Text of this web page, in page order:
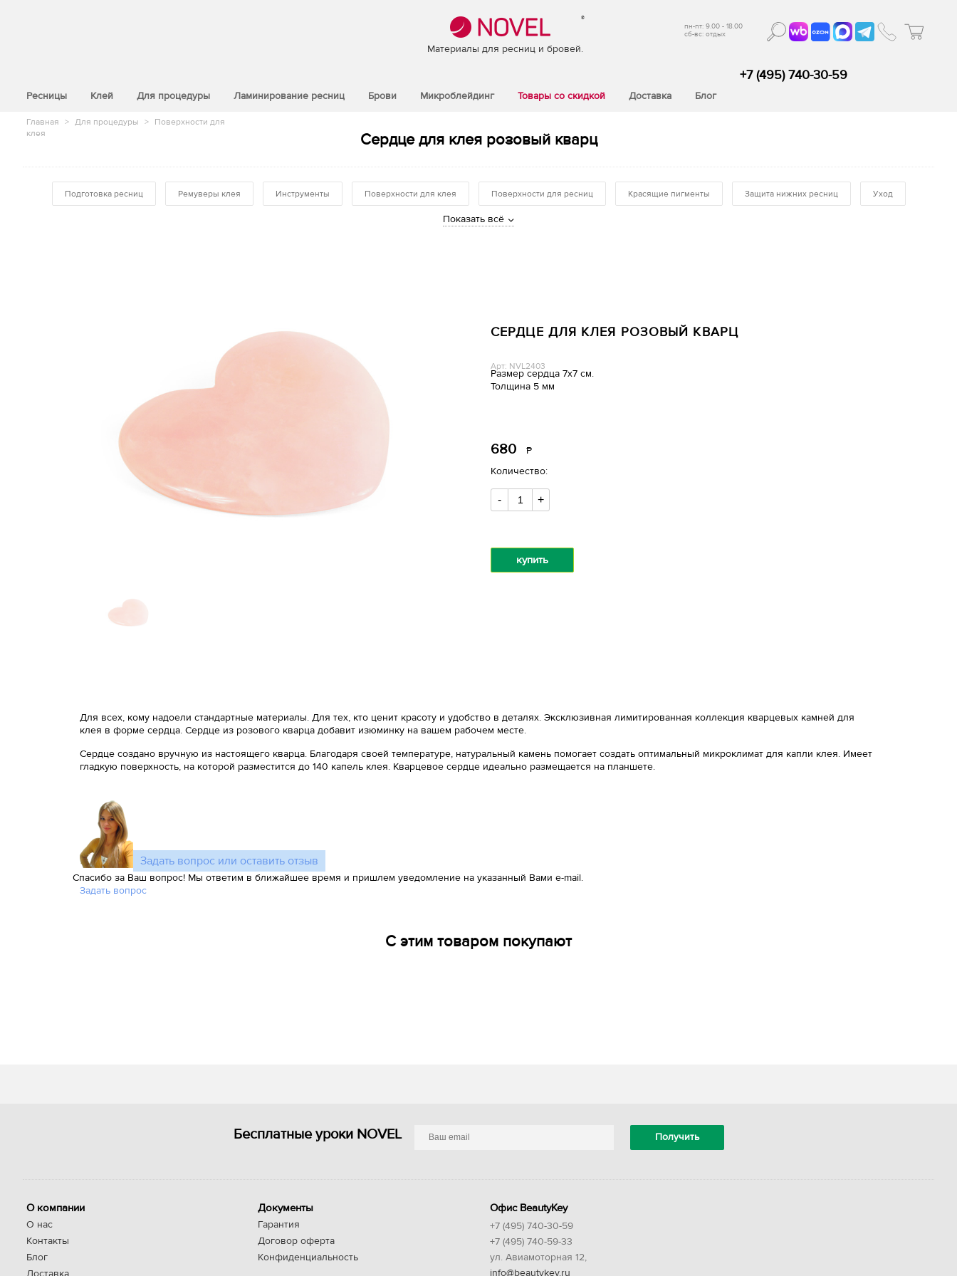
®
Материалы для ресниц и бровей.
пн-пт: 9.00 - 18.00
сб-вс: отдых
Ресницы Клей Для процедуры Ламинирование ресниц Брови Микроблейдинг Товары со скидкой Доставка Блог
+7 (495) 740-30-59
Главная > Для процедуры > Поверхности для
клея
Сердце для клея розовый кварц
Подготовка ресниц Ремуверы клея Инструменты Поверхности для клея Поверхности для ресниц Красящие пигменты Защита нижних ресниц Уход
Кисти
Показать всё
СЕРДЦЕ ДЛЯ КЛЕЯ РОЗОВЫЙ КВАРЦ
Арт: NVL2403
Размер сердца 7х7 см.
Толщина 5 мм
680 Р
Количество:
- +
купить
Для всех, кому надоели стандартные материалы. Для тех, кто ценит красоту и удобство в деталях. Эксклюзивная лимитированная коллекция кварцевых камней для
клея в форме сердца. Сердце из розового кварца добавит изюминку на вашем рабочем месте.
Сердце создано вручную из настоящего кварца. Благодаря своей температуре, натуральный камень помогает создать оптимальный микроклимат для капли клея. Имеет
гладкую поверхность, на которой разместится до 140 капель клея. Кварцевое сердце идеально размещается на планшете.
Задать вопрос или оставить отзыв
Спасибо за Ваш вопрос! Мы ответим в ближайшее время и пришлем уведомление на указанный Вами e-mail.
Задать вопрос
С этим товаром покупают
Бесплатные уроки NOVEL
О компании
О нас
Контакты
Блог
Документы
Гарантия
Договор оферта
Конфиденциальность
Офис BeautyKey
+7 (495) 740-30-59
+7 (495) 740-59-33
ул. Авиамоторная 12,
info@beautykey.ru